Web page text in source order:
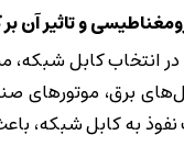
و تاثیر آن
برق، موتورهای
به کابل شبکه،